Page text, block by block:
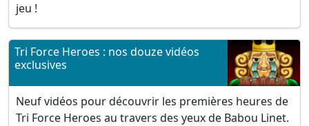
jeu !
Tri Force Heroes : nos douze vidéos
exclusives
Neuf vidéos pour découvrir les premières heures de
Tri Force Heroes au travers des yeux de Babou Linet.